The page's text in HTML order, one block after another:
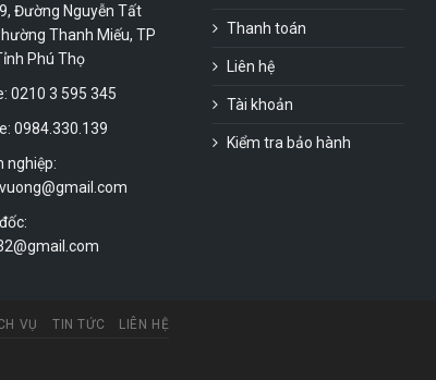
Đường Nguyễn Tất
Thanh Miếu, TP
Phú Thọ
0210 3 595 345
0984.330.139
nghiệp:
Thanh toán
Liên hệ
Tài khoản
Kiểm tra bảo hành
VỤ TIN TỨC LIÊN HỆ